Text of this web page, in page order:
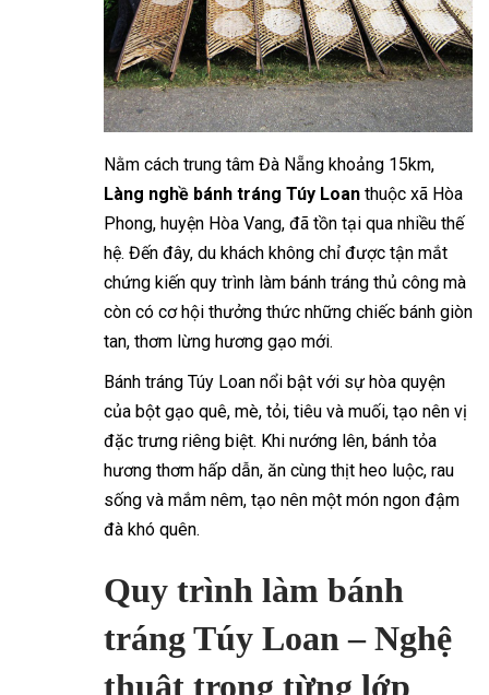
Nằm cách trung tâm Đà Nẵng khoảng 15km,
Làng nghề bánh tráng Túy Loan thuộc xã Hòa
Phong, huyện Hòa Vang, đã tồn tại qua nhiều thế
hệ. Đến đây, du khách không chỉ được tận mắt
chứng kiến quy trình làm bánh tráng thủ công mà
còn có cơ hội thưởng thức những chiếc bánh giòn
tan, thơm lừng hương gạo mới.
Bánh tráng Túy Loan nổi bật với sự hòa quyện
của bột gạo quê, mè, tỏi, tiêu và muối, tạo nên vị
đặc trưng riêng biệt. Khi nướng lên, bánh tỏa
hương thơm hấp dẫn, ăn cùng thịt heo luộc, rau
sống và mắm nêm, tạo nên một món ngon đậm
đà khó quên.
Quy trình làm bánh
tráng Túy Loan – Nghệ
thuật trong từng lớp